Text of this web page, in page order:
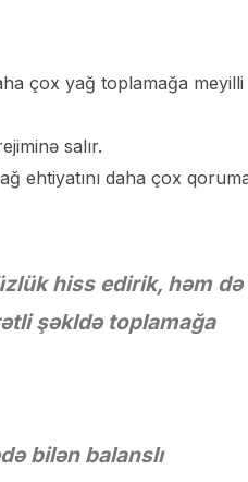
çox yağ toplamağa
salır.
ehtiyatını daha çox
hiss edirik, həm də
şəkldə toplamağa
bilən balanslı